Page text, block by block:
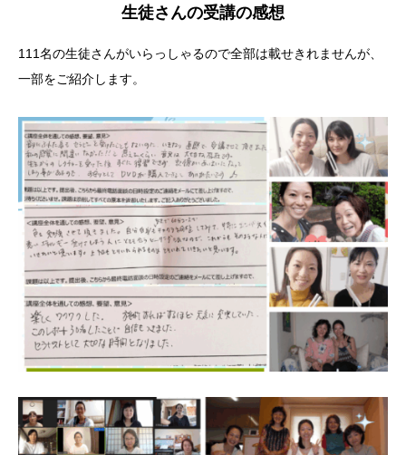
生徒さんの受講の感想
111名の生徒さんがいらっしゃるので全部は載せきれませんが、
一部をご紹介します。